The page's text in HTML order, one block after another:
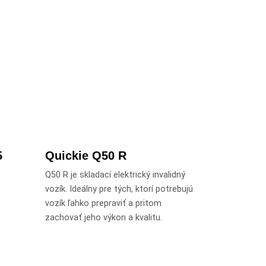
Quickie Q50 R
Q50 R je skladací elektrický invalidný
vozík. Ideálny pre tých, ktorí potrebujú
vozík ľahko prepraviť a pritom
zachovať jeho výkon a kvalitu.